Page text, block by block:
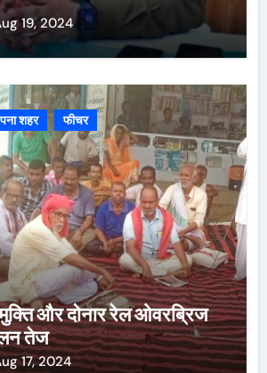
19, 2024
शहर फीचर
और दोनार रेल ओवरब्रिज
तेज
17, 2024